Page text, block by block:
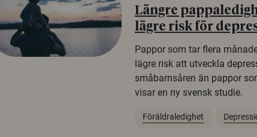
Längre
lägre risk för
Pappor som tar flera
lägre risk att utveckla
småbarnsåren än pappor
visar en ny svensk studie.
Föräldraledighet